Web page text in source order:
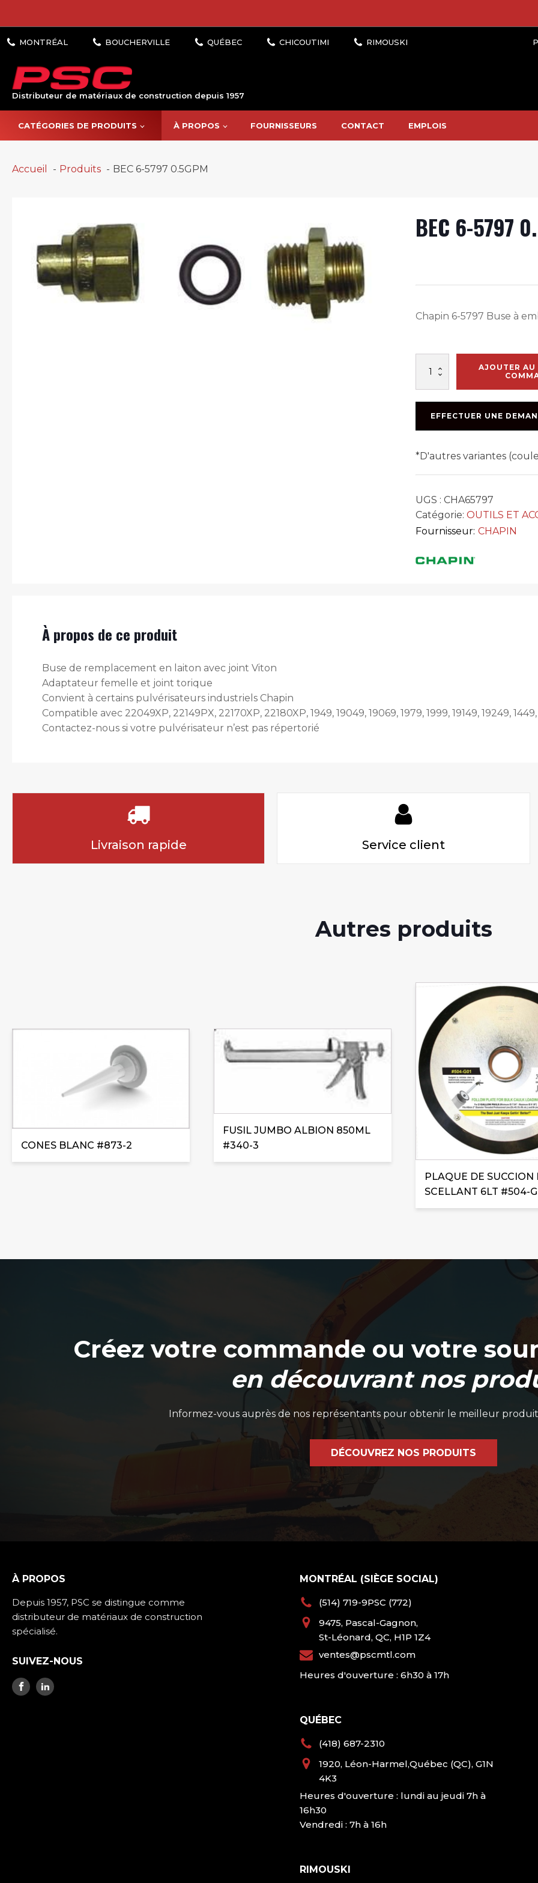
Distributeur de matériaux de construction depuis 1957
CATÉGORIES DE PRODUITS À PROPOS FOURNISSEURS CONTACT EMPLOIS
Accueil Produits BEC 6-5797 0.5GPM
BEC 6-5797
Chapin 6-5797 Buse à
0.5GPM
AJOUTER AU
EFFECTUER UNE
*D'autres variantes
UGS : CHA65797
Catégorie: OUTILS ET
Fournisseur: CHAPIN
À propos de ce produit
Buse de remplacement en laiton avec joint Viton
Adaptateur femelle et joint torique
Convient à certains pulvérisateurs industriels Chapin
Compatible avec 22049XP, 22149PX, 22170XP, 22180XP, 1949, 19049, 19069, 1979, 1999, 19149, 19249,
Contactez-nous si votre pulvérisateur n’est pas répertorié
Livraison rapide Service client
Autres produits
CONES BLANC #873-2
FUSIL JUMBO ALBION 850ML
#340-3
PLAQUE DE SUCCION
SCELLANT 6LT #504-
Créez votre commande ou votre
en découvrant nos
Informez-vous auprès de nos représentants pour obtenir le meilleur produit
DÉCOUVREZ NOS PRODUITS
À PROPOS
Depuis 1957, PSC se distingue comme
distributeur de matériaux de construction
spécialisé.
SUIVEZ-NOUS
MONTRÉAL (SIÈGE SOCIAL)
(514) 719-9PSC (772)
9475, Pascal-Gagnon,
St-Léonard, QC, H1P 1Z4
ventes@pscmtl.com
Heures d'ouverture : 6h30 à 17h
QUÉBEC
(418) 687-2310
1920, Léon-Harmel,Québec (QC), G1N
4K3
Heures d'ouverture : lundi au jeudi 7h à
16h30
Vendredi : 7h à 16h
RIMOUSKI